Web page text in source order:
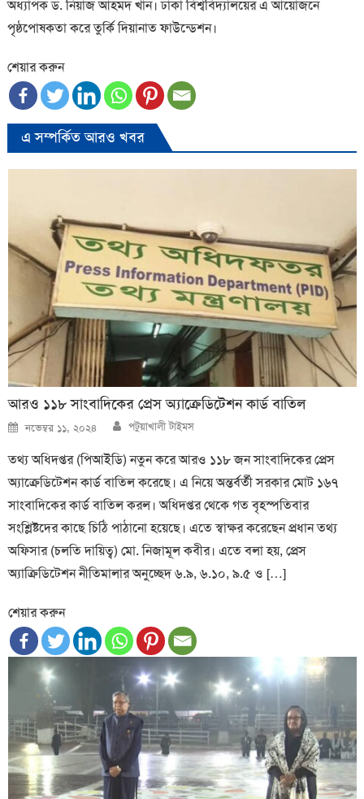
অধ্যাপক ড. নিয়াজ আহমদ খান। ঢাকা বিশ্ববিদ্যালয়ের এ আয়োজনে
পৃষ্ঠপোষকতা করে তুর্কি দিয়ানাত ফাউন্ডেশন।
শেয়ার করুন
এ সম্পর্কিত আরও খবর
আরও ১১৮ সাংবাদিকের প্রেস অ্যাক্রেডিটেশন কার্ড বাতিল
Posted
on
নভেম্বর ১১, ২০২৪ Author
পটুয়াখালী টাইমস
তথ্য অধিদপ্তর (পিআইডি) নতুন করে আরও ১১৮ জন সাংবাদিকের প্রেস
অ্যাক্রেডিটেশন কার্ড বাতিল করেছে। এ নিয়ে অন্তর্বর্তী সরকার মোট ১৬৭
সাংবাদিকের কার্ড বাতিল করল। অধিদপ্তর থেকে গত বৃহস্পতিবার
সংশ্লিষ্টদের কাছে চিঠি পাঠানো হয়েছে। এতে স্বাক্ষর করেছেন প্রধান তথ্য
অফিসার (চলতি দায়িত্ব) মো. নিজামূল কবীর। এতে বলা হয়, প্রেস
অ্যাক্রিডিটেশন নীতিমালার অনুচ্ছেদ ৬.৯, ৬.১০, ৯.৫ ও […]
শেয়ার করুন